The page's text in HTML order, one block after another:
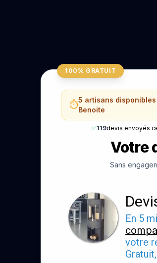
100% GRATUIT
⏱️5 artisans
Benoite
✅119devis envoyés
Votre
Sans
En 5
votre